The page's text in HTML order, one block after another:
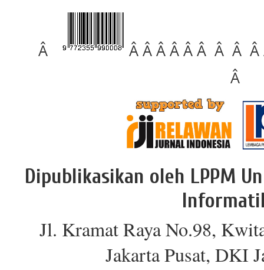
Â
Â Â Â Â Â Â Â Â
Â
Dipublikasikan oleh LPPM
Jl. Kramat Raya No.98,
Jakarta Pusat, DKI